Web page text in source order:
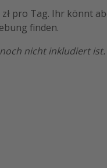
pro Tag. Ihr könnt
finden.
nicht inkludiert